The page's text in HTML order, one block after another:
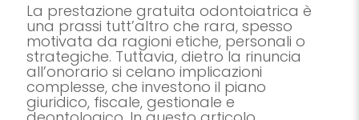
La prestazione gratuita odontoiatrica è
una prassi tutt’altro che rara, spesso
motivata da ragioni etiche, personali o
strategiche. Tuttavia, dietro la rinuncia
all’onorario si celano implicazioni
complesse, che investono il piano
giuridico, fiscale, gestionale e